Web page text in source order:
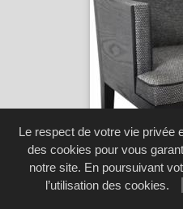
Le respect de votre vie privée
des cookies pour vous
notre site. En poursuivant
l’utilisation des cookies.